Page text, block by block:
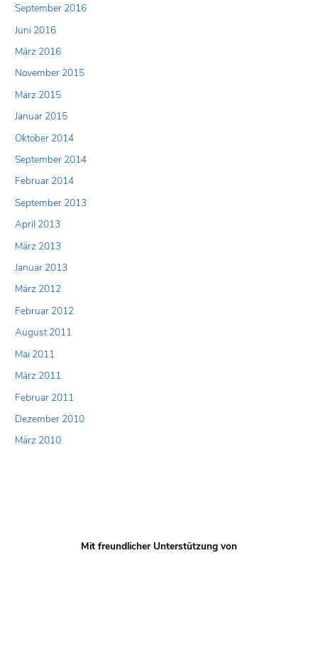
September 2016
Juni 2016
März 2016
November 2015
März 2015
Januar 2015
Oktober 2014
September 2014
Februar 2014
September 2013
April 2013
März 2013
Januar 2013
März 2012
Februar 2012
August 2011
Mai 2011
März 2011
Februar 2011
Dezember 2010
März 2010
Mit freundlicher Unterstützung von